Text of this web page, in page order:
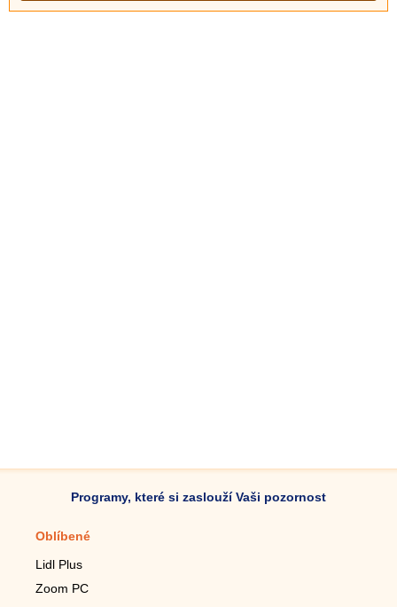
Programy, které si zaslouží Vaši pozornost
Oblíbené
Lidl Plus
Zoom PC